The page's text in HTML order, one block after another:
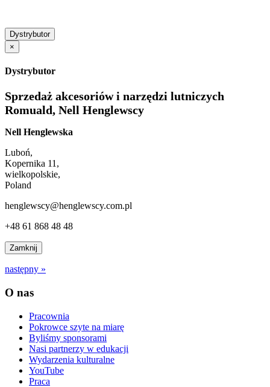
Dystrybutor
×
Dystrybutor
Sprzedaż akcesoriów i narzędzi lutniczych
Romuald, Nell Henglewscy
Nell Henglewska
Luboń,
Kopernika 11,
wielkopolskie,
Poland
henglewscy@henglewscy.com.pl
+48 61 868 48 48
Zamknij
następny »
O nas
Pracownia
Pokrowce szyte na miarę
Byliśmy sponsorami
Nasi partnerzy w edukacji
Wydarzenia kulturalne
YouTube
Praca